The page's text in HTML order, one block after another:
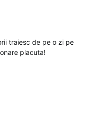
traiesc de pe o zi pe
placuta!